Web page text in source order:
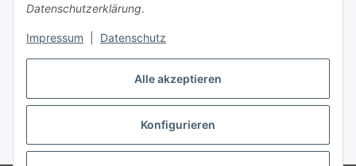
Alle akzeptieren
Konfigurieren
Datenschutzerklärung.
Impressum Datenschutz
* Alle Preise inkl. gesetzlicher USt., zzgl.Versand